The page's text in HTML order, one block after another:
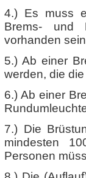
4.) Es muss
Brems- und
vorhanden
5.) Ab einer
werden, die
6.) Ab einer
7.) Die
mindesten
Personen